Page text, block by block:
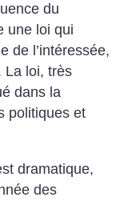
du
une loi qui
de l’intéressée,
La loi, très
dans la
politiques et
dramatique,
des